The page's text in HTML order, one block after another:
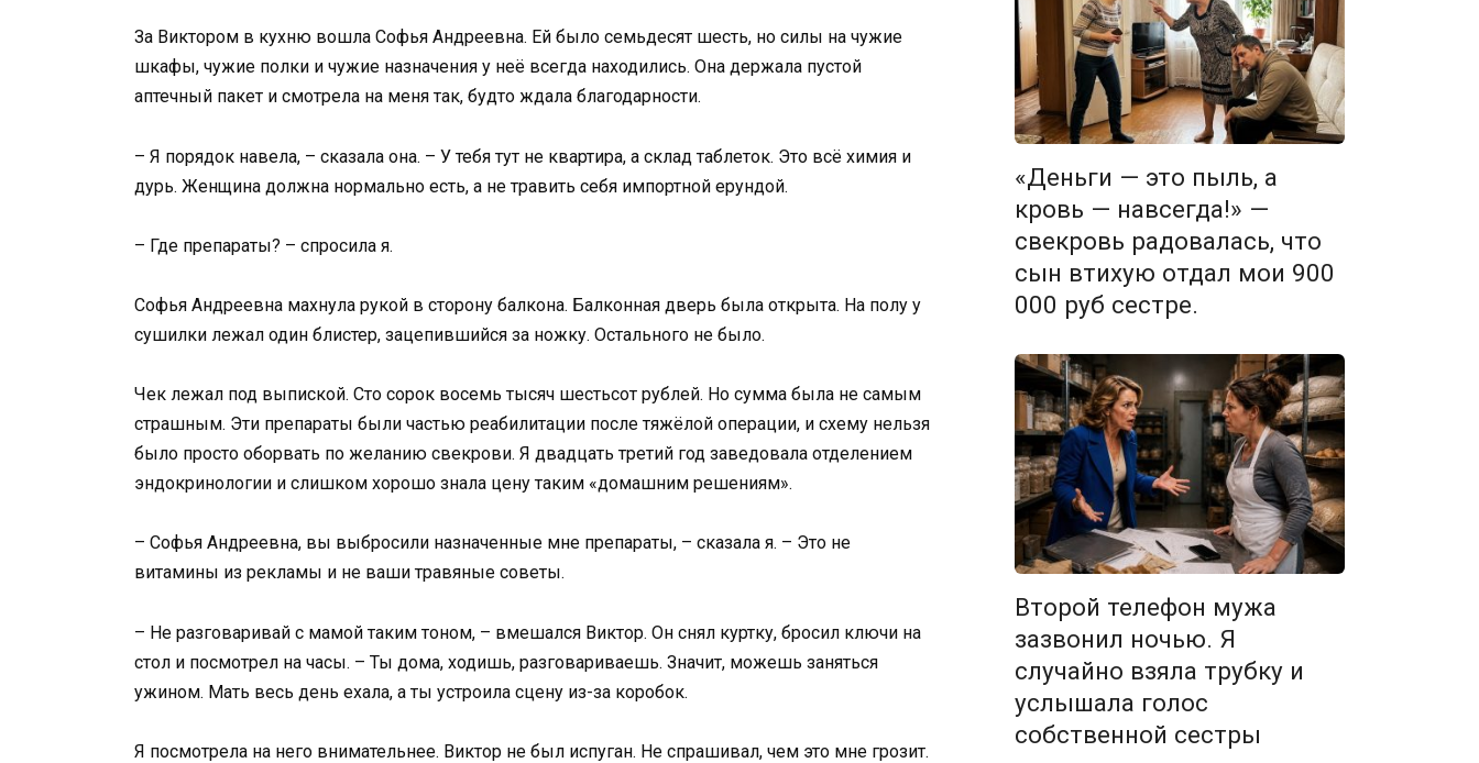
За Виктором в кухню вошла Софья Андреевна. Ей было семьдесят шесть, но силы на чужие
шкафы, чужие полки и чужие назначения у неё всегда находились. Она держала пустой
аптечный пакет и смотрела на меня так, будто ждала благодарности.
– Я порядок навела, – сказала она. – У тебя тут не квартира, а склад таблеток. Это всё химия и
дурь. Женщина должна нормально есть, а не травить себя импортной ерундой.
– Где препараты? – спросила я.
Софья Андреевна махнула рукой в сторону балкона. Балконная дверь была открыта. На полу у
сушилки лежал один блистер, зацепившийся за ножку. Остального не было.
Чек лежал под выпиской. Сто сорок восемь тысяч шестьсот рублей. Но сумма была не самым
страшным. Эти препараты были частью реабилитации после тяжёлой операции, и схему нельзя
было просто оборвать по желанию свекрови. Я двадцать третий год заведовала отделением
эндокринологии и слишком хорошо знала цену таким «домашним решениям».
– Софья Андреевна, вы выбросили назначенные мне препараты, – сказала я. – Это не
витамины из рекламы и не ваши травяные советы.
– Не разговаривай с мамой таким тоном, – вмешался Виктор. Он снял куртку, бросил ключи на
стол и посмотрел на часы. – Ты дома, ходишь, разговариваешь. Значит, можешь заняться
ужином. Мать весь день ехала, а ты устроила сцену из-за коробок.
Я посмотрела на него внимательнее. Виктор не был испуган. Не спрашивал, чем это мне грозит.
«Деньги — это пыль, а
кровь — навсегда!» —
свекровь радовалась, что
сын втихую отдал мои 900
000 руб сестре.
Второй телефон мужа
зазвонил ночью. Я
случайно взяла трубку и
услышала голос
собственной сестры